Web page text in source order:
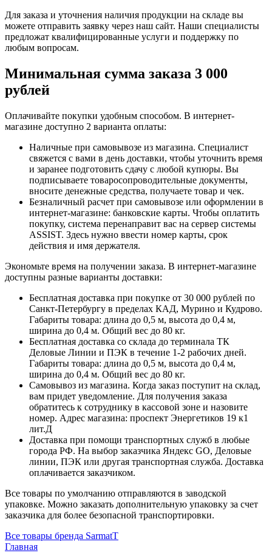
Для заказа и уточнения наличия продукции на складе вы
можете отправить заявку через наш сайт. Наши специалисты
предложат квалифицированные услуги и поддержку по
любым вопросам.
Минимальная сумма заказа 3 000
рублей
Оплачивайте покупки удобным способом. В интернет-
магазине доступно 2 варианта оплаты:
Наличные при самовывозе из магазина. Специалист
свяжется с вами в день доставки, чтобы уточнить время
и заранее подготовить сдачу с любой купюры. Вы
подписываете товаросопроводительные документы,
вносите денежные средства, получаете товар и чек.
Безналичный расчет при самовывозе или оформлении в
интернет-магазине: банковские карты. Чтобы оплатить
покупку, система перенаправит вас на сервер системы
ASSIST. Здесь нужно ввести номер карты, срок
действия и имя держателя.
Экономьте время на получении заказа. В интернет-магазине
доступны разные варианты доставки:
Бесплатная доставка при покупке от 30 000 рублей по
Санкт-Петербургу в пределах КАД, Мурино и Кудрово.
Габариты товара: длина до 0,5 м, высота до 0,4 м,
ширина до 0,4 м. Общий вес до 80 кг.
Бесплатная доставка со склада до терминала ТК
Деловые Линии и ПЭК в течение 1-2 рабочих дней.
Габариты товара: длина до 0,5 м, высота до 0,4 м,
ширина до 0,4 м. Общий вес до 80 кг.
Самовывоз из магазина. Когда заказ поступит на склад,
вам придет уведомление. Для получения заказа
обратитесь к сотруднику в кассовой зоне и назовите
номер. Адрес магазина: проспект Энергетиков 19 к1
лит.Д
Доставка при помощи транспортных служб в любые
города РФ. На выбор заказчика Яндекс GO, Деловые
линии, ПЭК или другая транспортная служба. Доставка
оплачивается заказчиком.
Все товары по умолчанию отправляются в заводской
упаковке. Можно заказать дополнительную упаковку за счет
заказчика для более безопасной транспортировки.
Все товары бренда SarmatT
Главная